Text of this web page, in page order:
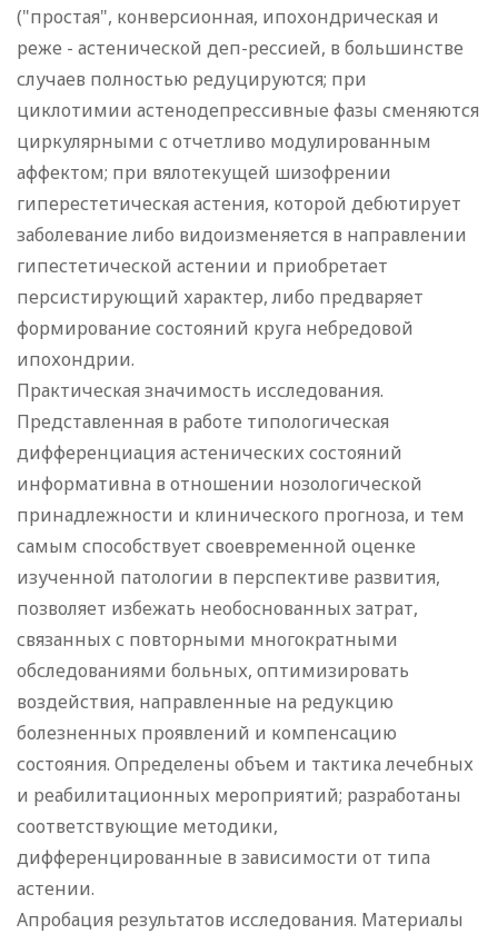
("простая", конверсионная, ипохондрическая и
реже - астенической деп-рессией, в большинстве
случаев полностью редуцируются; при
циклотимии астенодепрессивные фазы сменяются
циркулярными с отчетливо модулированным
аффектом; при вялотекущей шизофрении
гиперестетическая астения, которой дебютирует
заболевание либо видоизменяется в направлении
гипестетической астении и приобретает
персистирующий характер, либо предваряет
формирование состояний круга небредовой
ипохондрии.
Практическая значимость исследования.
Представленная в работе типологическая
дифференциация астенических состояний
информативна в отношении нозологической
принадлежности и клинического прогноза, и тем
самым способствует своевременной оценке
изученной патологии в перспективе развития,
позволяет избежать необоснованных затрат,
связанных с повторными многократными
обследованиями больных, оптимизировать
воздействия, направленные на редукцию
болезненных проявлений и компенсацию
состояния. Определены объем и тактика лечебных
и реабилитационных мероприятий; разработаны
соответствующие методики,
дифференцированные в зависимости от типа
астении.
Апробация результатов исследования. Материалы